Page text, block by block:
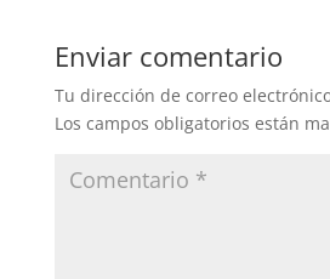
Enviar comentario
Tu dirección de correo
Los campos obligatorios están